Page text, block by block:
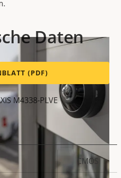
Daten
(PDF)
M4338-PLVE
EigentumswertCMOS